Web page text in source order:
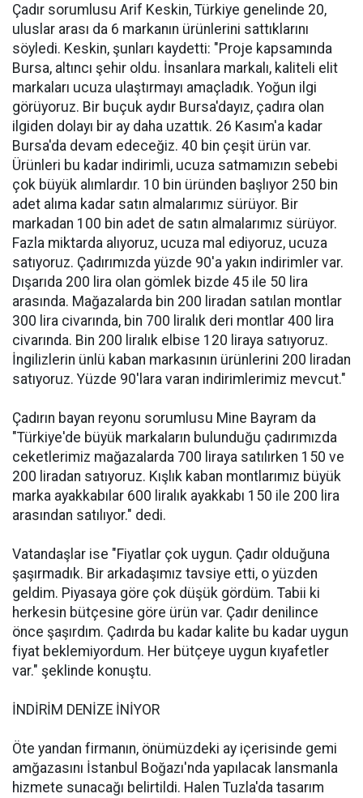
Çadır sorumlusu Arif Keskin, Türkiye genelinde 20,
uluslar arası da 6 markanın ürünlerini sattıklarını
söyledi. Keskin, şunları kaydetti: "Proje kapsamında
Bursa, altıncı şehir oldu. İnsanlara markalı, kaliteli elit
markaları ucuza ulaştırmayı amaçladık. Yoğun ilgi
görüyoruz. Bir buçuk aydır Bursa'dayız, çadıra olan
ilgiden dolayı bir ay daha uzattık. 26 Kasım'a kadar
Bursa'da devam edeceğiz. 40 bin çeşit ürün var.
Ürünleri bu kadar indirimli, ucuza satmamızın sebebi
çok büyük alımlardır. 10 bin üründen başlıyor 250 bin
adet alıma kadar satın almalarımız sürüyor. Bir
markadan 100 bin adet de satın almalarımız sürüyor.
Fazla miktarda alıyoruz, ucuza mal ediyoruz, ucuza
satıyoruz. Çadırımızda yüzde 90'a yakın indirimler var.
Dışarıda 200 lira olan gömlek bizde 45 ile 50 lira
arasında. Mağazalarda bin 200 liradan satılan montlar
300 lira civarında, bin 700 liralık deri montlar 400 lira
civarında. Bin 200 liralık elbise 120 liraya satıyoruz.
İngilizlerin ünlü kaban markasının ürünlerini 200 liradan
satıyoruz. Yüzde 90'lara varan indirimlerimiz mevcut."
Çadırın bayan reyonu sorumlusu Mine Bayram da
"Türkiye'de büyük markaların bulunduğu çadırımızda
ceketlerimiz mağazalarda 700 liraya satılırken 150 ve
200 liradan satıyoruz. Kışlık kaban montlarımız büyük
marka ayakkabılar 600 liralık ayakkabı 150 ile 200 lira
arasından satılıyor." dedi.
Vatandaşlar ise "Fiyatlar çok uygun. Çadır olduğuna
şaşırmadık. Bir arkadaşımız tavsiye etti, o yüzden
geldim. Piyasaya göre çok düşük gördüm. Tabii ki
herkesin bütçesine göre ürün var. Çadır denilince
önce şaşırdım. Çadırda bu kadar kalite bu kadar uygun
fiyat beklemiyordum. Her bütçeye uygun kıyafetler
var." şeklinde konuştu.
İNDİRİM DENİZE İNİYOR
Öte yandan firmanın, önümüzdeki ay içerisinde gemi
amğazasını İstanbul Boğazı'nda yapılacak lansmanla
hizmete sunacağı belirtildi. Halen Tuzla'da tasarım